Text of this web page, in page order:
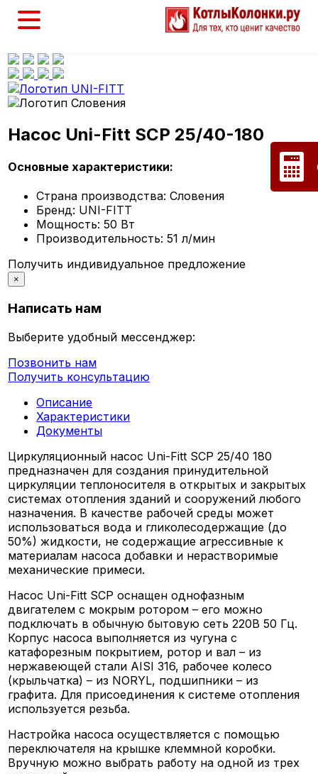
Насос Uni-Fitt SCP 25/40-180
Основные характеристики:
Страна производства: Словения
Бренд: UNI-FITT
Мощность: 50 Вт
Производительность: 51 л/мин
Получить индивидуальное предложение
×
Написать нам
Выберите удобный мессенджер:
Позвонить нам
Получить консультацию
Описание
Характеристики
Документы
Циркуляционный насос Uni-Fitt SCP 25/40 180
предназначен для создания принудительной
циркуляции теплоносителя в открытых и закрытых
системах отопления зданий и сооружений любого
назначения. В качестве рабочей среды может
использоваться вода и гликолесодержащие (до
50%) жидкости, не содержащие агрессивные к
материалам насоса добавки и нерастворимые
механические примеси.
Насос Uni-Fitt SCP оснащен однофазным
двигателем с мокрым ротором – его можно
подключать в обычную бытовую сеть 220В 50 Гц.
Корпус насоса выполняется из чугуна с
катафорезным покрытием, ротор и вал – из
нержавеющей стали AISI 316, рабочее колесо
(крыльчатка) – из NORYL, подшипники – из
графита. Для присоединения к системе отопления
используется резьба.
Настройка насоса осуществляется с помощью
переключателя на крышке клеммной коробки.
Вручную можно выбрать работу на одной из трех